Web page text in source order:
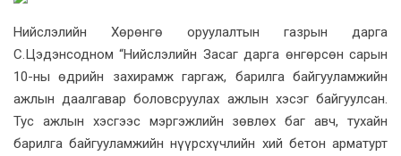
Нийслэлийн Хөрөнгө оруулалтын газрын дарга
С.Цэдэнсодном “Нийслэлийн Засаг дарга өнгөрсөн сарын
10-ны өдрийн захирамж гаргаж, барилга байгууламжийн
ажлын даалгавар боловсруулах ажлын хэсэг байгуулсан.
Тус ажлын хэсгээс мэргэжлийн зөвлөх баг авч, тухайн
барилга байгууламжийн нүүрсхүчлийн хий бетон арматурт